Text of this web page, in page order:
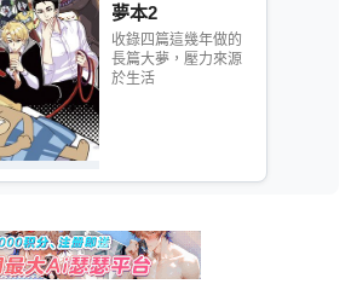
夢本2
收錄四篇這幾年做的
長篇大夢，壓力來源
於生活